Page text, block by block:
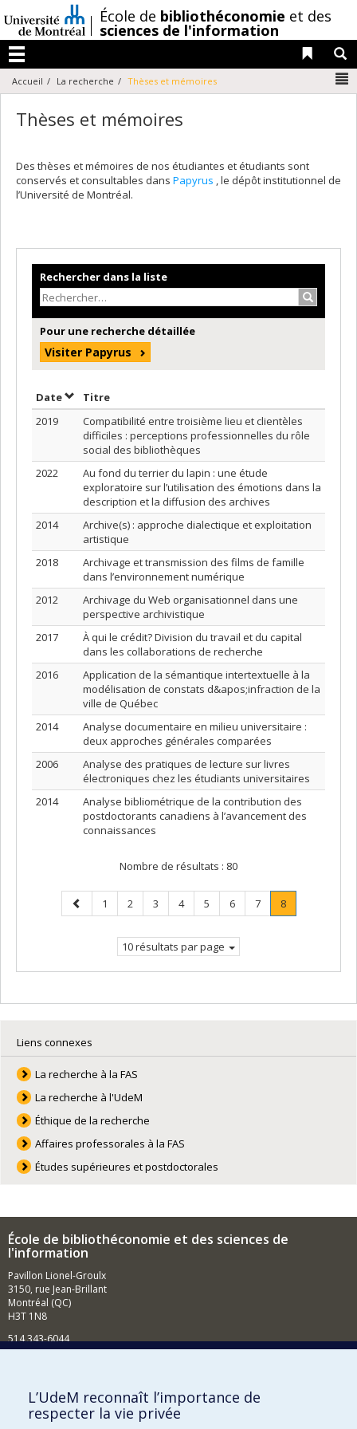
au
contenu
/École de bibliothéconomie et des
sciences de l'information
Menu
Liens
Accueil La recherche Thèses et mémoires
Thèses et mémoires
Des thèses et mémoires de nos étudiantes et étudiants sont
conservés et consultables dans Papyrus , le dépôt institutionnel de
l’Université de Montréal.
Rechercher dans la liste
Pour une recherche détaillée
Visiter Papyrus
DateTrier par date en ordre décroissant
Titre
2019
Compatibilité entre troisième lieu et clientèles
difficiles : perceptions professionnelles du rôle
social des bibliothèques
2022
Au fond du terrier du lapin : une étude
exploratoire sur l’utilisation des émotions dans la
description et la diffusion des archives
2014
Archive(s) : approche dialectique et exploitation
artistique
2018
Archivage et transmission des films de famille
dans l’environnement numérique
2012
Archivage du Web organisationnel dans une
perspective archivistique
2017
À qui le crédit? Division du travail et du capital
dans les collaborations de recherche
2016
Application de la sémantique intertextuelle à la
modélisation de constats d&apos;infraction de la
ville de Québec
2014
Analyse documentaire en milieu universitaire :
deux approches générales comparées
2006
Analyse des pratiques de lecture sur livres
électroniques chez les étudiants universitaires
2014
Analyse bibliométrique de la contribution des
postdoctorants canadiens à l’avancement des
connaissances
Nombre de résultats : 80
Page
précédente
Page
1 Page
2 Page
3 Page
4 Page
5 Page
6 Page
7 Page
8.
Page
10 résultats par page
Liens connexes
La recherche à la FAS
La recherche à l'UdeM
Éthique de la recherche
Affaires professorales à la FAS
Études supérieures et postdoctorales
École de bibliothéconomie et des sciences de
l'information
Pavillon Lionel-Groulx
3150, rue Jean-Brillant
Montréal (QC)
H3T 1N8
514 343-6044
Comment soutenir l'École?
BESOIN D'AIDE?
L’UdeM reconnaît l’importance de
respecter la vie privée